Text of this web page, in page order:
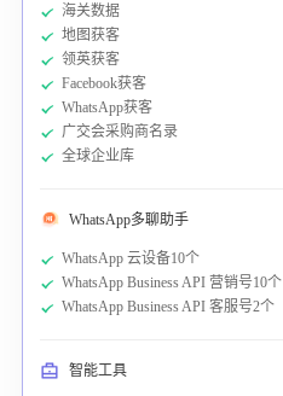
海关数据
地图获客
领英获客
Facebook获客
WhatsApp获客
广交会采购商名录
全球企业库
WhatsApp多聊助手
WhatsApp 云设备10个
WhatsApp Business API 营销号10个
WhatsApp Business API 客服号2个
智能工具